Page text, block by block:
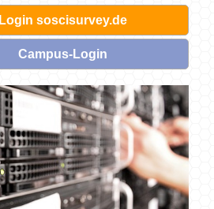
Login soscisurvey.de
Campus-Login